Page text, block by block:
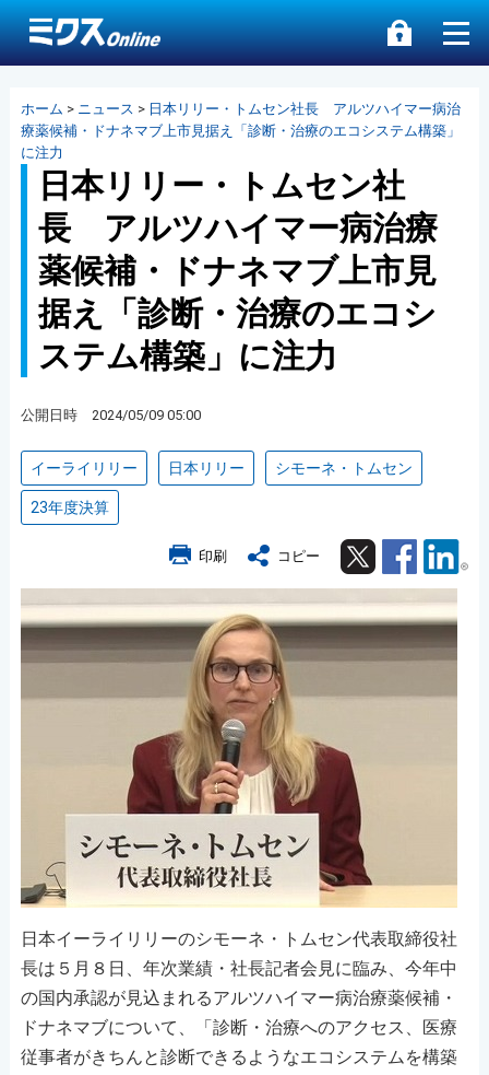
ホーム > ニュース > 日本リリー・トムセン社長 アルツハイマー病治
療薬候補・ドナネマブ上市見据え「診断・治療のエコシステム構築」
に注力
日本リリー・トムセン社
長 アルツハイマー病治療
薬候補・ドナネマブ上市見
据え「診断・治療のエコシ
ステム構築」に注力
公開日時 2024/05/09 05:00
イーライリリー 日本リリー シモーネ・トムセン
23年度決算
印刷 コピー Twitter Facebook
日本イーライリリーのシモーネ・トムセン代表取締役社
長は５月８日、年次業績・社長記者会見に臨み、今年中
の国内承認が見込まれるアルツハイマー病治療薬候補・
ドナネマブについて、「診断・治療へのアクセス、医療
従事者がきちんと診断できるようなエコシステムを構築